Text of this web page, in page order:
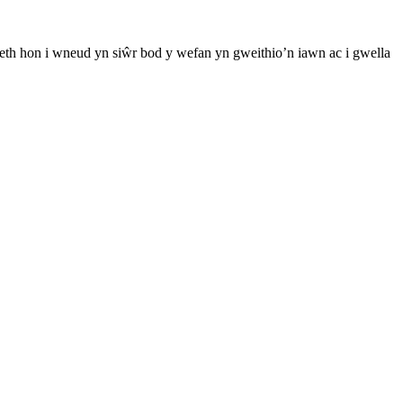
hon i wneud yn siŵr bod y wefan yn gweithio’n iawn ac i gwella